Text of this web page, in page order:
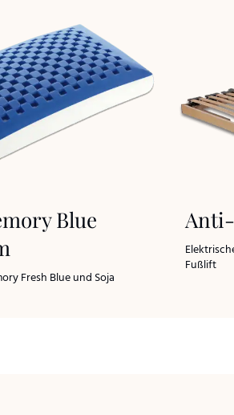
Blue
Fresh Blue und Soja
Fußlift